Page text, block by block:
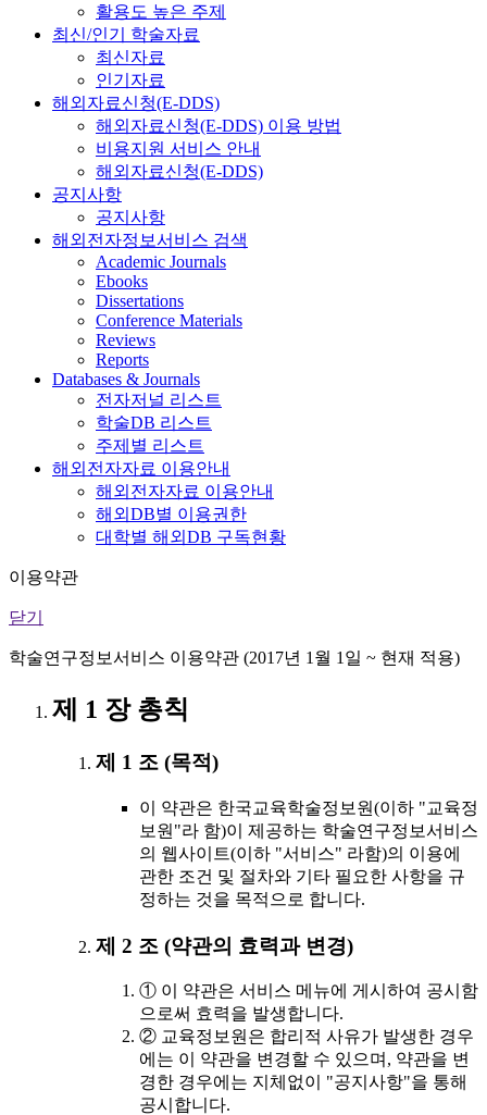
활용도 높은 주제
최신/인기 학술자료
최신자료
인기자료
해외자료신청(E-DDS)
해외자료신청(E-DDS) 이용 방법
비용지원 서비스 안내
해외자료신청(E-DDS)
공지사항
공지사항
해외전자정보서비스 검색
Academic Journals
Ebooks
Dissertations
Conference Materials
Reviews
Reports
Databases & Journals
전자저널 리스트
학술DB 리스트
주제별 리스트
해외전자자료 이용안내
해외전자자료 이용안내
해외DB별 이용권한
대학별 해외DB 구독현황
이용약관
닫기
학술연구정보서비스 이용약관 (2017년 1월 1일 ~ 현재 적용)
제 1 장 총칙
제 1 조 (목적)
이 약관은 한국교육학술정보원(이하 "교육정
보원"라 함)이 제공하는 학술연구정보서비스
의 웹사이트(이하 "서비스" 라함)의 이용에
관한 조건 및 절차와 기타 필요한 사항을 규
정하는 것을 목적으로 합니다.
제 2 조 (약관의 효력과 변경)
① 이 약관은 서비스 메뉴에 게시하여 공시함
으로써 효력을 발생합니다.
② 교육정보원은 합리적 사유가 발생한 경우
에는 이 약관을 변경할 수 있으며, 약관을 변
경한 경우에는 지체없이 "공지사항"을 통해
공시합니다.